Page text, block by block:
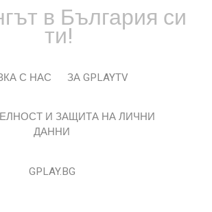
в България си
ти!
С НАС ЗА GPLAYTV
И ЗАЩИТА НА ЛИЧНИ
ДАННИ
GPLAY.BG